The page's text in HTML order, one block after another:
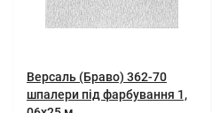
Версаль (Браво) 362-70
шпалери під фарбування 1,